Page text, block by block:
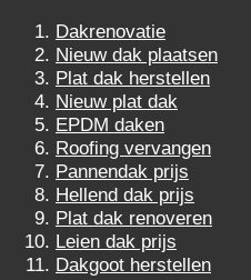
Dakrenovatie
Nieuw dak plaatsen
Plat dak herstellen
Nieuw plat dak
EPDM daken
Roofing vervangen
Pannendak prijs
Hellend dak prijs
Plat dak renoveren
Leien dak prijs
Dakgoot herstellen